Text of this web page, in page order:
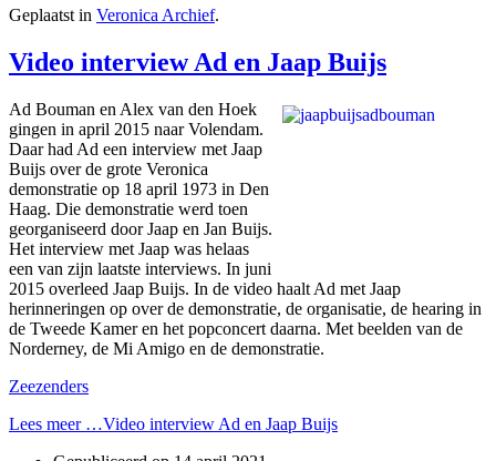
Geplaatst in Veronica Archief.
Video interview Ad en Jaap Buijs
Ad Bouman en Alex van den Hoek
gingen in april 2015 naar Volendam.
Daar had Ad een interview met Jaap
Buijs over de grote Veronica
demonstratie op 18 april 1973 in Den
Haag. Die demonstratie werd toen
georganiseerd door Jaap en Jan Buijs.
Het interview met Jaap was helaas
een van zijn laatste interviews. In juni
2015 overleed Jaap Buijs. In de video haalt Ad met Jaap
herinneringen op over de demonstratie, de organisatie, de hearing in
de Tweede Kamer en het popconcert daarna. Met beelden van de
Norderney, de Mi Amigo en de demonstratie.
Zeezenders
Lees meer …Video interview Ad en Jaap Buijs